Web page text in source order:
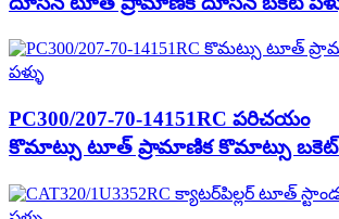
PC300/207-70-14151RC పరిచయం
కొమాట్సు టూత్ ప్రామాణిక కొమాట్సు బకెట్